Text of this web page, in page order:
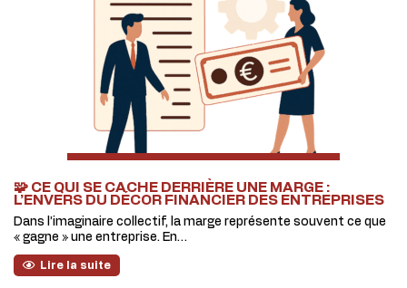
🧩 CE QUI SE CACHE DERRIÈRE UNE MARGE :
L’ENVERS DU DÉCOR FINANCIER DES ENTREPRISES
Dans l’imaginaire collectif, la marge représente souvent ce que
« gagne » une entreprise. En…
Lire la suite